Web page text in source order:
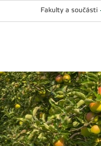
Fakulty a součásti